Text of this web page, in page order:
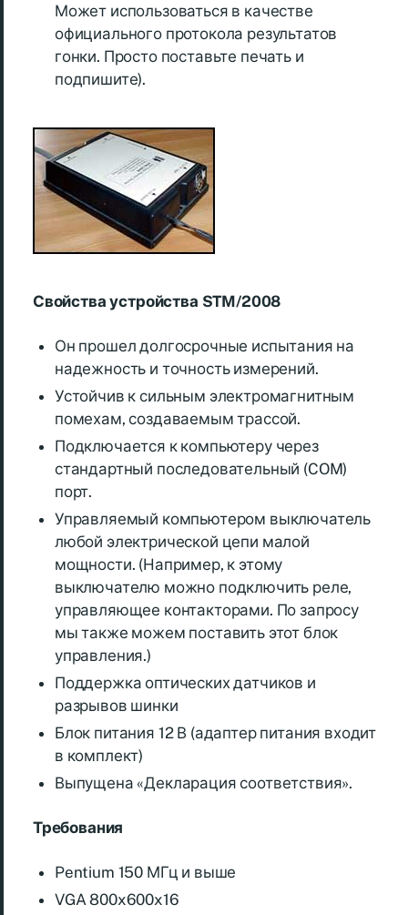
Может использоваться в качестве
официального протокола результатов
гонки. Просто поставьте печать и
подпишите).
Свойства устройства STM/2008
Он прошел долгосрочные испытания на
надежность и точность измерений.
Устойчив к сильным электромагнитным
помехам, создаваемым трассой.
Подключается к компьютеру через
стандартный последовательный (COM)
порт.
Управляемый компьютером выключатель
любой электрической цепи малой
мощности. (Например, к этому
выключателю можно подключить реле,
управляющее контакторами. По запросу
мы также можем поставить этот блок
управления.)
Поддержка оптических датчиков и
разрывов шинки
Блок питания 12 В (адаптер питания входит
в комплект)
Выпущена «Декларация соответствия».
Требования
Pentium 150 МГц и выше
VGA 800x600x16